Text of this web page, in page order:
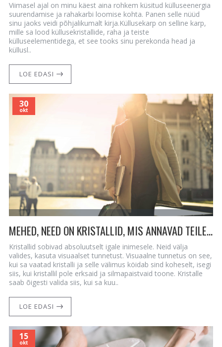
Viimasel ajal on minu käest aina rohkem küsitud külluseenergia
suurendamise ja rahakarbi loomise kohta. Panen selle nüüd
sinu jaoks veidi põhjalikumalt kirja.Küllusekarp on selline karp,
mille sa lood küllusekristallide, raha ja teiste
külluseelementidega, et see tooks sinu perekonda head ja
küllusl..
LOE EDASI
30
okt
MEHED, NEED ON KRISTALLID, MIS ANNAVAD TEILE JÕUDU, TERVIST JA KÜLLUST
Kristallid sobivad absoluutselt igale inimesele. Neid välja
valides, kasuta visuaalset tunnetust. Visuaalne tunnetus on see,
kui sa vaatad kristalli ja selle välimus köidab sind koheselt, isegi
siis, kui kristallil pole erksaid ja silmapaistvaid toone. Kristalle
saab õigesti valida siis, kui sa kuu..
LOE EDASI
15
okt